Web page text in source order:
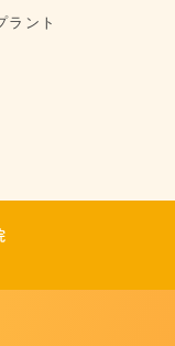
ラント